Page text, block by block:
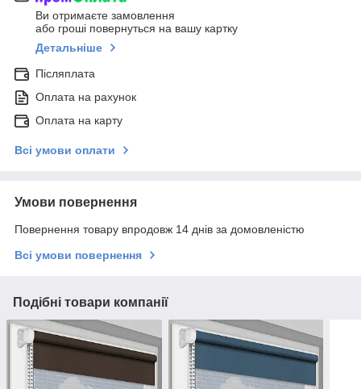
Ви отримаєте замовлення
або гроші повернуться на вашу картку
Детальніше
Післяплата
Оплата на рахунок
Оплата на карту
Всі умови оплати
Умови повернення
Повернення товару впродовж 14 днів за домовленістю
Всі умови повернення
Подібні товари компанії